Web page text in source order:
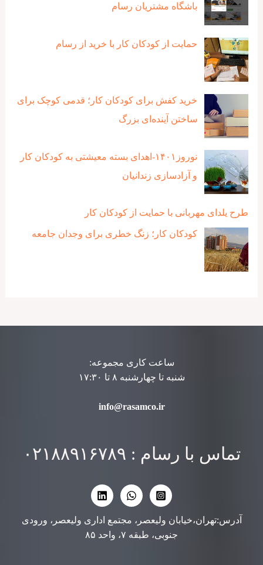
باشگاه مشتریان رسام
حمایت از کودکان کار با خرید از رسام
خرید کفش برای کودکان کار؛ قدمی کوچک برای
ساختن آینده‌ای بزرگ
نوروز۱۴۰۱-اهدای بسته معیشتی به کودکان کار
و آزادسازی زندانیان
طرح یلدای مهربانی با حمایت از کودکان کار
کودکان کار؛ زنگ خطری برای وجدان جامعه
ساعت کاری مجموعه:
شنبه تا چهارشنبه ۸ تا ۱۷:۳۰
info@rasamco.ir
تماس با رسام : ۰۲۱۸۸۹۱۶۷۸۹
آدرس:تهران،خیابان ولیعصر، مجتمع اداری ولیعصر، ورودی
جنوبی، طبقه ۷، واحد ۸۵